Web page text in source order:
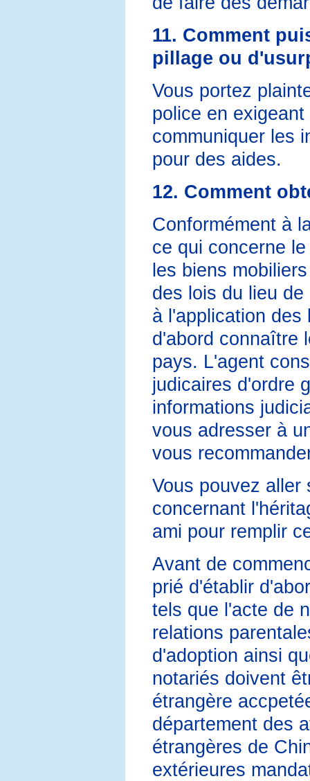
11. Comment
pillage ou
Vous portez
police en
communiquer les
pour des aides.
12. Comment
Conformément à
ce qui concerne
les biens
des lois du lieu
à l'application
d'abord connaître
pays. L'agent
judicaires d'ordre
informations
vous adresser à
vous
Vous pouvez aller
concernant
ami pour remplir
Avant de
prié d'établir
tels que l'acte de
relations
d'adoption ainsi
notariés doivent
étrangère
département des
étrangères de
extérieures